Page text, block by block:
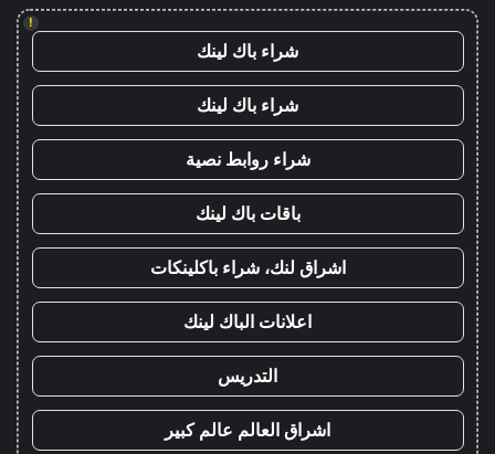
!
شراء باك لينك
شراء باك لينك
شراء روابط نصية
باقات باك لينك
اشراق لنك، شراء باكلينكات
اعلانات الباك لينك
التدريس
اشراق العالم عالم كبير